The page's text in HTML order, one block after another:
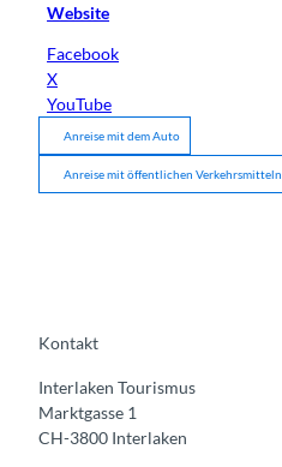
Website
Facebook
X
YouTube
Anreise mit dem Auto
Anreise mit öffentlichen Verkehrsmitteln
Kontakt
Interlaken Tourismus
Marktgasse 1
CH-3800 Interlaken